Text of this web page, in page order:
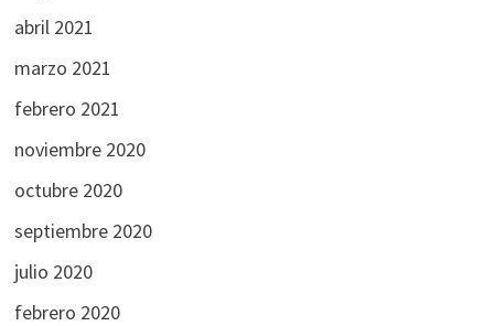
abril 2021
marzo 2021
febrero 2021
noviembre 2020
octubre 2020
septiembre 2020
julio 2020
febrero 2020